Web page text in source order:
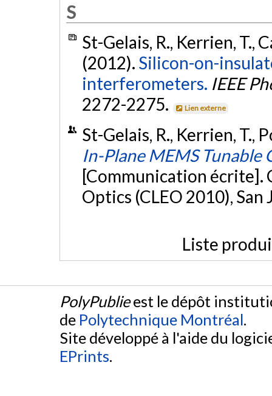
S
St-Gelais, R., Kerrien, T.,
(2012). Silicon-on-
interferometers. IEEE
2272-2275.
Lien externe
St-Gelais, R., Kerrien, T.,
In-Plane MEMS
[Communication écrite].
Optics (CLEO 2010),
Liste
PolyPublieest le dépôt
de Polytechnique Montréal.
Site développé à l'aide du
EPrints.